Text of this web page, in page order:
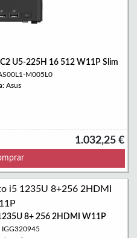
U5-225H 16 512 W11P Slim
M005L0
Asus
1.032,25 €
8+ 256 2HDMI W11P
IGG320945